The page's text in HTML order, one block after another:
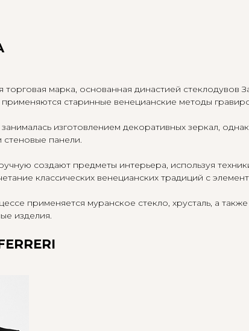
торговая марка, основанная династией
старинные венецианские методы
изготовлением декоративных зеркал,
панели.
создают предметы интерьера, используя
классических венецианских традиций с
применяется муранское стекло, хрусталь, а
изделия.